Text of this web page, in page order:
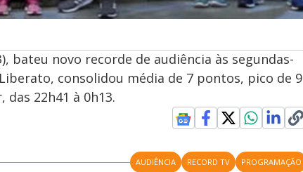
bateu novo recorde de audiência às segundas-
consolidou média de 7 pontos, pico de 9
das 22h41 à 0h13.
AUDIÊNCIA RECORD TV PROGRAMAÇÃO